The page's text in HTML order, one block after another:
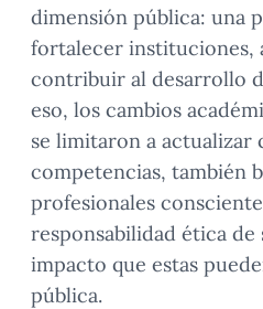
dimensión pública: una
fortalecer instituciones,
contribuir al desarrollo
eso, los cambios
se limitaron a actualizar
competencias, también
profesionales
responsabilidad ética de
impacto que estas
pública.